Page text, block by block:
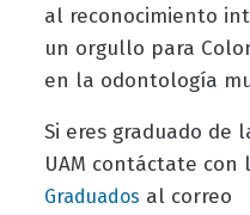
al reconocimiento
un orgullo para
en la odontología
Si eres graduado de
UAM contáctate con
Graduados al correo